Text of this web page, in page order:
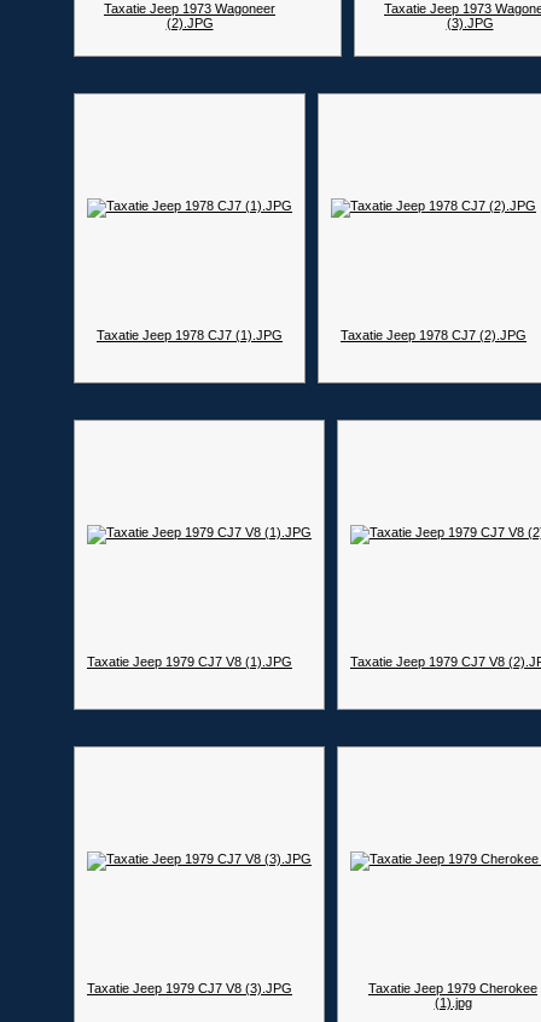
Taxatie Jeep 1973 Wagoneer
(2).JPG
Taxatie Jeep 1973
(3).JPG
Taxatie Jeep 1978 CJ7 (1).JPG Taxatie Jeep 1978 CJ7 (2).JPG
Taxatie Jeep 1979 CJ7 V8 (1).JPG Taxatie Jeep 1979 CJ7 V8
Taxatie Jeep 1979 CJ7 V8 (3).JPG
Taxatie Jeep 1979 Cherokee
(1).jpg